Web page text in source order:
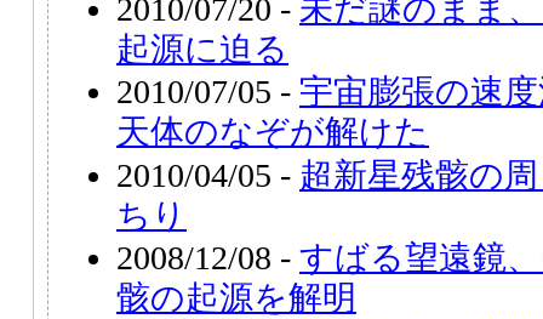
2010/07/20 - 未だ謎のまま
起源に迫る
2010/07/05 - 宇宙膨張の速
天体のなぞが解けた
2010/04/05 - 超新星残骸の
ちり
2008/12/08 - すばる望遠鏡
骸の起源を解明